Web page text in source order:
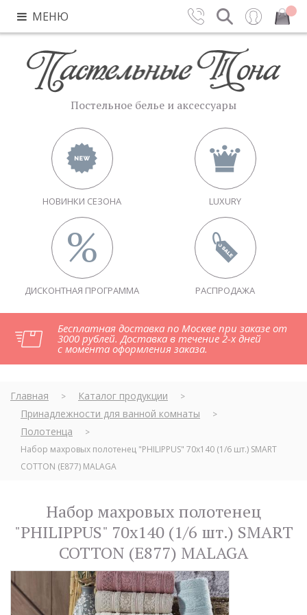
МЕНЮ Вход Закрыть
Постельное белье и аксессуары
НОВИНКИ СЕЗОНА LUXURY
ДИСКОНТНАЯ ПРОГРАММА РАСПРОДАЖА
Бесплатная доставка по Москве при заказе от
3000 рублей. Доставка в течение 2-х дней
с момента оформления заказа.
Главная > Каталог продукции >
Принадлежности для ванной комнаты >
Полотенца
>
Набор махровых полотенец "PHILIPPUS" 70х140 (1/6 шт.) SMART
COTTON (E877) MALAGA
Набор махровых полотенец
"PHILIPPUS" 70х140 (1/6 шт.) SMART
COTTON (E877) MALAGA